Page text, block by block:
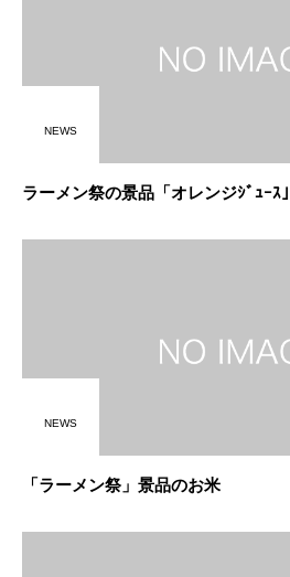
NEWS
ラーメン祭の景品「オレンジｼﾞｭｰｽ」
NEWS
「ラーメン祭」景品のお米